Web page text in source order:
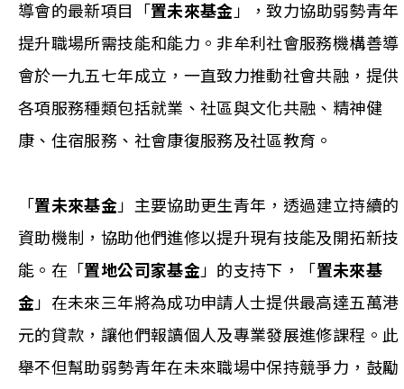
導會的最新項目「置未來基金 」，致力協助弱勢青年
提升職場所需技能和能力。非牟利社會服務機構善導
會於一九五七年成立，一直致力推動社會共融，提供
各項服務種類包括就業、社區與文化共融、精神健
康、住宿服務、社會康復服務及社區教育。
「置未來基金 」主要協助更生青年，透過建立持續的
資助機制，協助他們進修以提升現有技能及開拓新技
能。在「置地公司家基金」的支持下，「置未來基
金 」在未來三年將為成功申請人士提供最高達五萬港
元的貸款，讓他們報讀個人及專業發展進修課程。此
舉不但幫助弱勢青年在未來職場中保持競爭力，鼓勵